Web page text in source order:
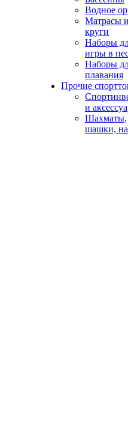
Водное
Матрасы и
круги
Наборы
игры в
Наборы
плавания
Прочие
и
Шахматы,
шашки,